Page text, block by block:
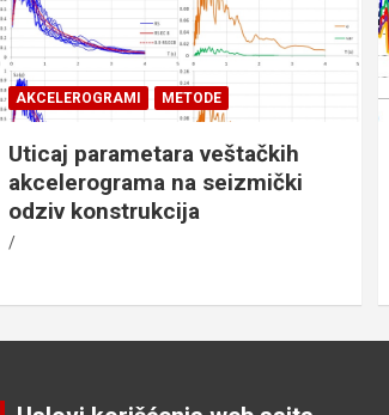
AKCELEROGRAMI METODE
Uticaj parametara veštačkih
akcelerograma na seizmički
odziv konstrukcija